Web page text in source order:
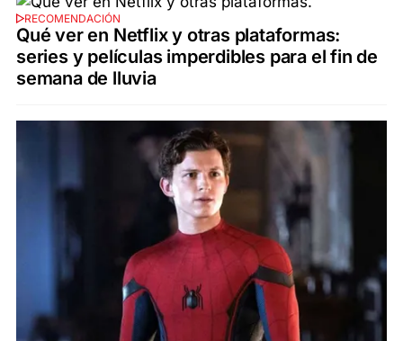
RECOMENDACIÓN
Qué ver en Netflix y otras plataformas:
series y películas imperdibles para el fin de
semana de lluvia